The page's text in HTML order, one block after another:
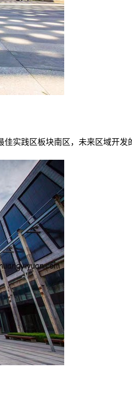
实践区板块南区，未来区域开